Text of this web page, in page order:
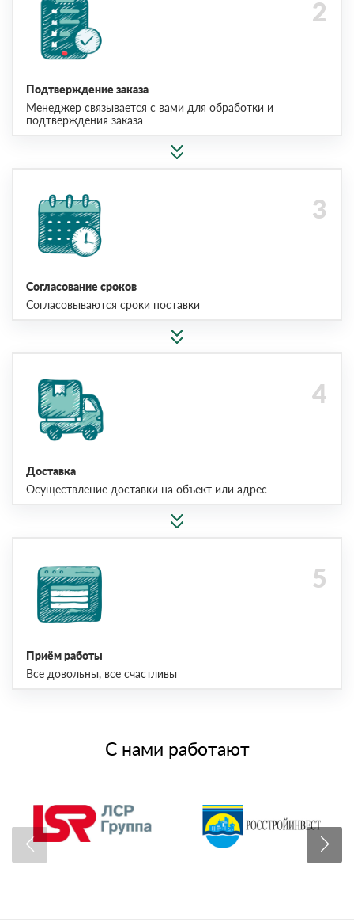
Подтверждение заказа
Менеджер связывается с вами для обработки и
подтверждения заказа
Согласование сроков
Согласовываются сроки поставки
Доставка
Осуществление доставки на объект или адрес
Приём работы
Все довольны, все счастливы
С нами работают